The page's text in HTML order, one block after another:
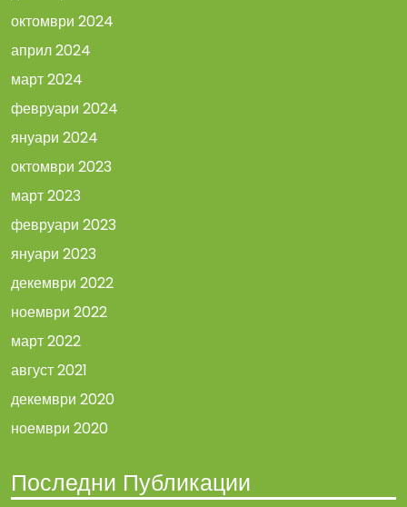
октомври 2024
април 2024
март 2024
февруари 2024
януари 2024
октомври 2023
март 2023
февруари 2023
януари 2023
декември 2022
ноември 2022
март 2022
август 2021
декември 2020
ноември 2020
Последни Публикации